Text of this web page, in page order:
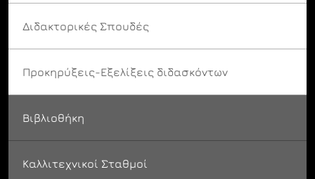
Διδακτορικές Σπουδές
Προκηρύξεις-Εξελίξεις διδασκόντων
Βιβλιοθήκη
Καλλιτεχνικοί Σταθμοί